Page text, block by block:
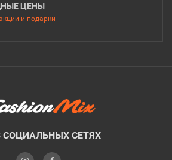
ЦЕНЫ
и подарки
СЕТЯХ